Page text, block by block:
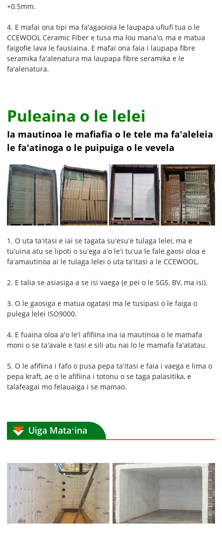
+0.5mm.
4. E mafai ona tipi ma fa'agaoioia le laupapa ufiufi tua o le
CCEWOOL Ceramic Fiber e tusa ma lou mana'o, ma e matua
faigofie lava le fausiaina. E mafai ona faia i laupapa fibre
seramika fa'alenatura ma laupapa fibre seramika e le
fa'alenatura.
Puleaina o le lelei
Ia mautinoa le mafiafia o le tele ma fa'aleleia
le fa'atinoga o le puipuiga o le vevela
1. O uta taʻitasi e iai se tagata suʻesuʻe tulaga lelei, ma e
tuʻuina atu se lipoti o suʻega aʻo leʻi tuʻua le fale gaosi oloa e
faʻamautinoa ai le tulaga lelei o uta taʻitasi a le CCEWOOL.
2. E talia se asiasiga a se isi vaega (e pei o le SGS, BV, ma isi).
3. O le gaosiga e matua ogatasi ma le tusipasi o le faiga o
pulega lelei ISO9000.
4. E fuaina oloa a'o le'i afifiina ina ia mautinoa o le mamafa
moni o se ta'avale e tasi e sili atu nai lo le mamafa fa'atatau.
5. O le afifiina i fafo o pusa pepa taʻitasi e faia i vaega e lima o
pepa kraft, ae o le afifiina i totonu o se taga palasitika, e
talafeagai mo felauaiga i se mamao.
Uiga Mataʻina